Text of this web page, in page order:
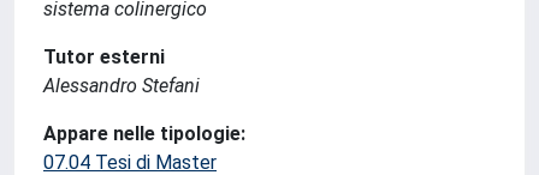
sistema colinergico
Tutor esterni
Alessandro Stefani
Appare nelle tipologie:
07.04 Tesi di Master